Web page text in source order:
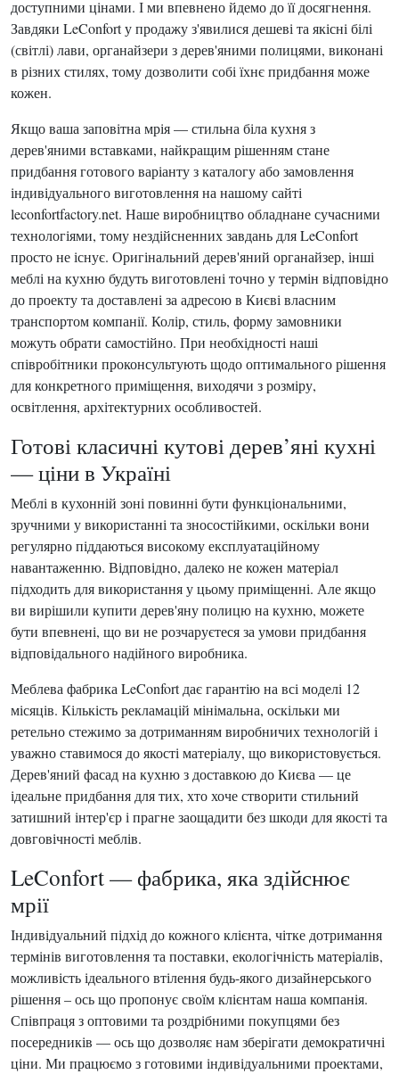
доступними цінами. І ми впевнено йдемо до її досягнення.
Завдяки LeConfort у продажу з'явилися дешеві та якісні білі
(світлі) лави, органайзери з дерев'яними полицями, виконані
в різних стилях, тому дозволити собі їхнє придбання може
кожен.
Якщо ваша заповітна мрія — стильна біла кухня з
дерев'яними вставками, найкращим рішенням стане
придбання готового варіанту з каталогу або замовлення
індивідуального виготовлення на нашому сайті
leconfortfactory.net. Наше виробництво обладнане сучасними
технологіями, тому нездійсненних завдань для LeConfort
просто не існує. Оригінальний дерев'яний органайзер, інші
меблі на кухню будуть виготовлені точно у термін відповідно
до проекту та доставлені за адресою в Києві власним
транспортом компанії. Колір, стиль, форму замовники
можуть обрати самостійно. При необхідності наші
співробітники проконсультують щодо оптимального рішення
для конкретного приміщення, виходячи з розміру,
освітлення, архітектурних особливостей.
Готові класичні кутові дерев’яні кухні
— ціни в Україні
Меблі в кухонній зоні повинні бути функціональними,
зручними у використанні та зносостійкими, оскільки вони
регулярно піддаються високому експлуатаційному
навантаженню. Відповідно, далеко не кожен матеріал
підходить для використання у цьому приміщенні. Але якщо
ви вирішили купити дерев'яну полицю на кухню, можете
бути впевнені, що ви не розчаруєтеся за умови придбання
відповідального надійного виробника.
Меблева фабрика LeConfort дає гарантію на всі моделі 12
місяців. Кількість рекламацій мінімальна, оскільки ми
ретельно стежимо за дотриманням виробничих технологій і
уважно ставимося до якості матеріалу, що використовується.
Дерев'яний фасад на кухню з доставкою до Києва — це
ідеальне придбання для тих, хто хоче створити стильний
затишний інтер'єр і прагне заощадити без шкоди для якості та
довговічності меблів.
LeConfort — фабрика, яка здійснює
мрії
Індивідуальний підхід до кожного клієнта, чітке дотримання
термінів виготовлення та поставки, екологічність матеріалів,
можливість ідеального втілення будь-якого дизайнерського
рішення – ось що пропонує своїм клієнтам наша компанія.
Співпраця з оптовими та роздрібними покупцями без
посередників — ось що дозволяє нам зберігати демократичні
ціни. Ми працюємо з готовими індивідуальними проектами,